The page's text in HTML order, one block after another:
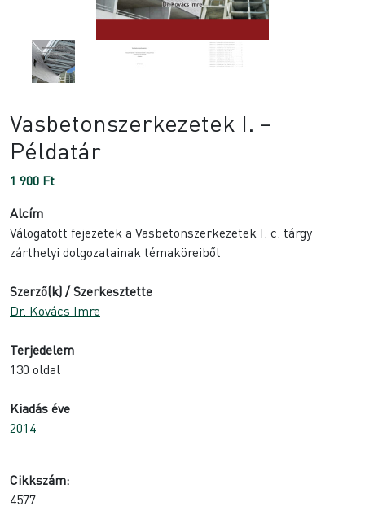
Vasbetonszerkezetek I. –
Példatár
1 900 Ft
Alcím
Válogatott fejezetek a Vasbetonszerkezetek I. c. tárgy
zárthelyi dolgozatainak témaköreiből
Szerző(k) / Szerkesztette
Dr. Kovács Imre
Terjedelem
130 oldal
Kiadás éve
2014
Cikkszám:
4577